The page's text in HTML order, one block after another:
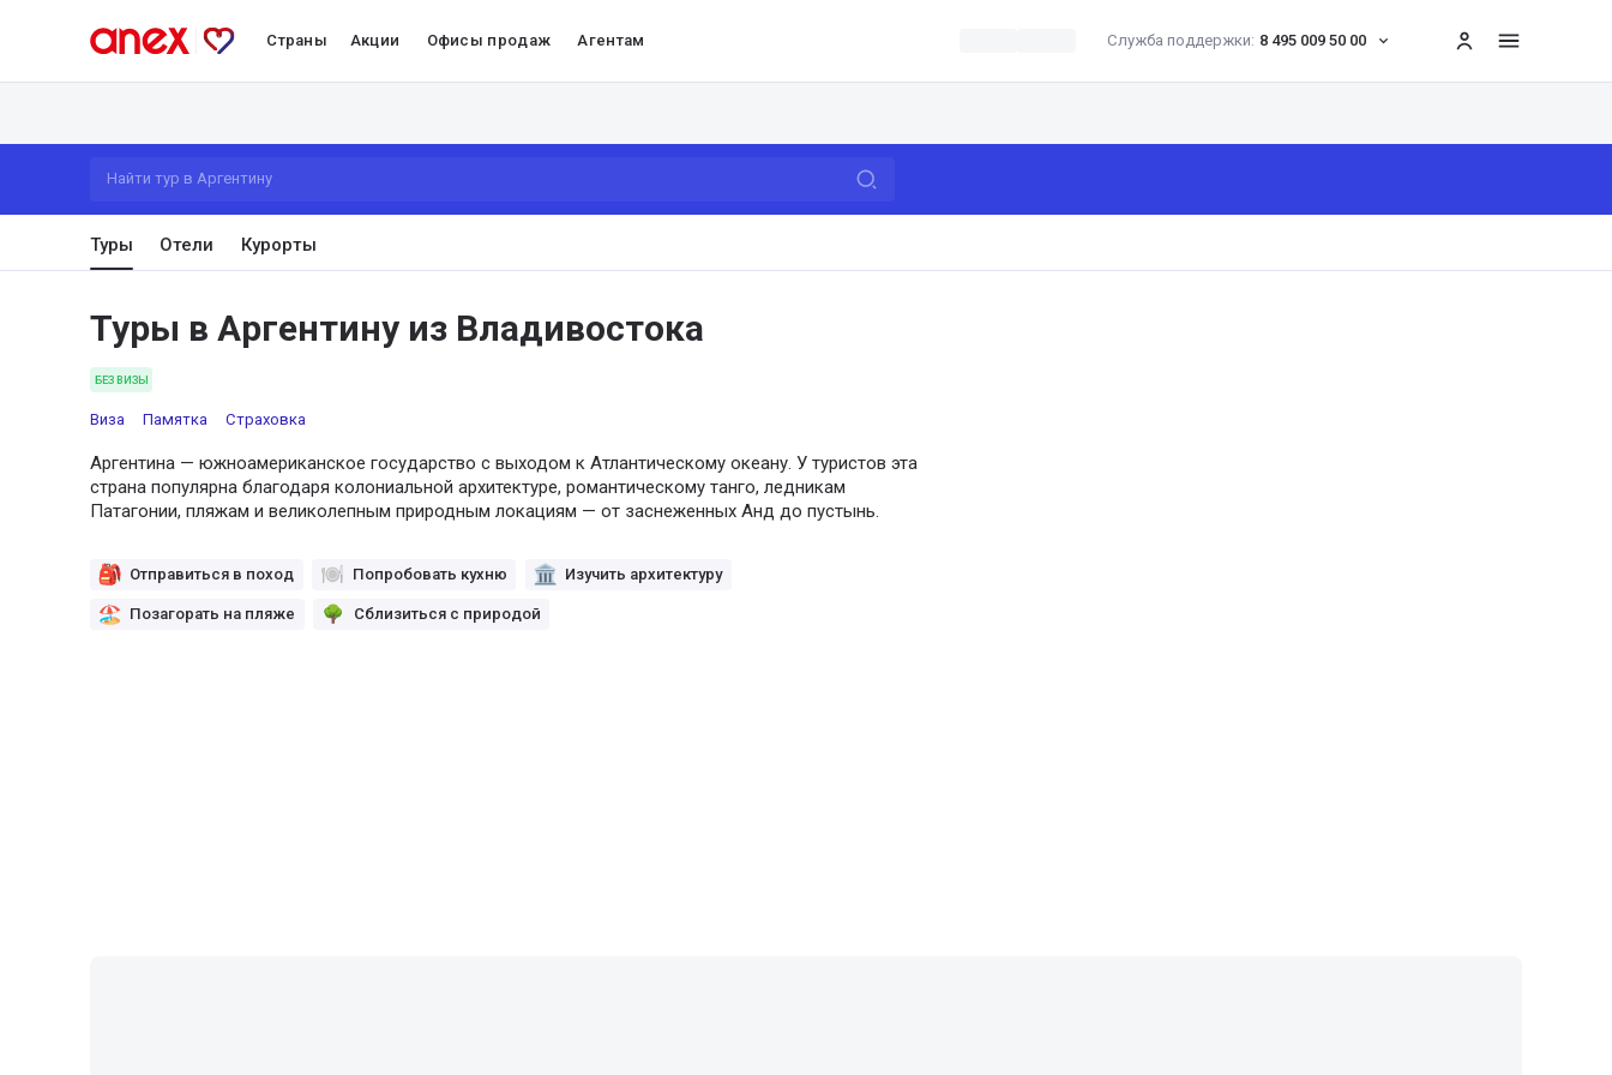
Страны Акции Офисы продаж Агентам Служба поддержки: 8 495 009 50 00 меню
Найти тур в Аргентину
Туры Отели Курорты
Туры в Аргентину из Владивостока
БЕЗ ВИЗЫ
Виза Памятка Страховка
Аргентина — южноамериканское государство с выходом к Атлантическому океану. У туристов эта
страна популярна благодаря колониальной архитектуре, романтическому танго, ледникам
Патагонии, пляжам и великолепным природным локациям — от заснеженных Анд до пустынь.
Отправиться в поход Попробовать кухню Изучить архитектуру
Позагорать на пляже Сблизиться с природой